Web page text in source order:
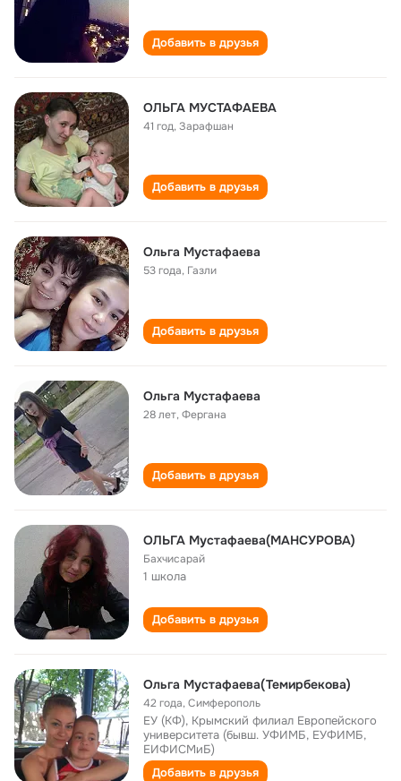
Добавить в друзья
ОЛЬГА МУСТАФАЕВА
41 год,Зарафшан
Добавить в друзья
Ольга Мустафаева
53 года, Газли
Добавить в друзья
Ольга Мустафаева
28 лет,Фергана
Добавить в друзья
ОЛЬГА Мустафаева(МАНСУРОВА)
Бахчисарай
1 школа
Добавить в друзья
Ольга Мустафаева(Темирбекова)
42 года,Симферополь
ЕУ (КФ), Крымский филиал Европейского
университета (бывш. УФИМБ, ЕУФИМБ,
ЕИФИСМиБ)
Добавить в друзья